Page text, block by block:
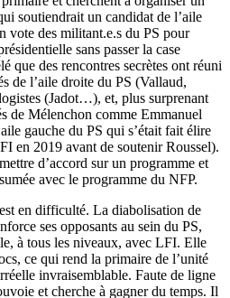
soutiendrait un candidat de l’aile
vote des militant.e.s du PS pour
sans passer la case
que des rencontres secrètes ont réuni
de l’aile droite du PS (Vallaud,
(Jadot…), et, plus surprenant
de Mélenchon comme Emmanuel
gauche du PS qui s’était fait élire
en 2019 avant de soutenir Roussel).
d’accord sur un programme et
avec le programme du NFP.
en difficulté. La diabolisation de
ses opposants au sein du PS,
à tous les niveaux, avec LFI. Elle
ce qui rend la primaire de l’unité
invraisemblable. Faute de ligne
et cherche à gagner du temps. Il